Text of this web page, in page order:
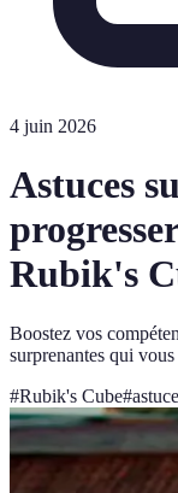
4 juin 2026
Astuces
Rubik's
Boostez vos
surprenantes qui
#Rubik's Cube#